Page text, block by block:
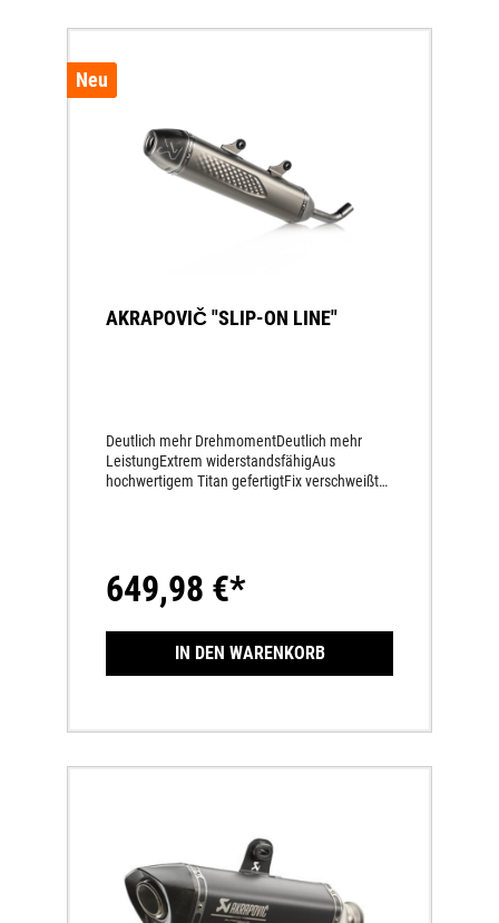
Neu
AKRAPOVIČ "SLIP-ON LINE"
Deutlich mehr DrehmomentDeutlich mehr
LeistungExtrem widerstandsfähigAus
hochwertigem Titan gefertigtFix verschweißte
649,98 €*
IN DEN WARENKORB